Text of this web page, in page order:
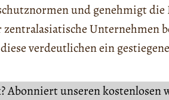
und genehmigt
Unternehmen
verdeutlichen ein
Abonniert unseren kostenlosen